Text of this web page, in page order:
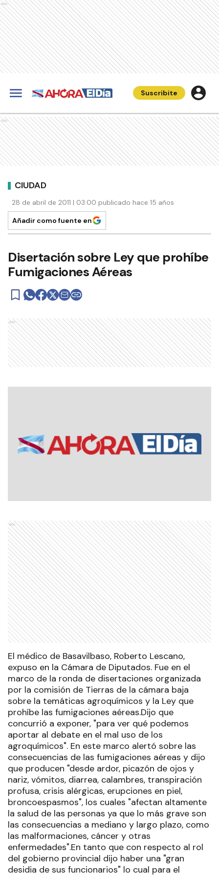
Ads
Suscribite
Ads
CIUDAD
28 de abril de 2011 | 03:00 publicado hace 15 años
Añadir como fuente en
Disertación sobre Ley que prohíbe
Fumigaciones Aéreas
Ads
Ads
El médico de Basavilbaso, Roberto Lescano,
expuso en la Cámara de Diputados. Fue en el
marco de la ronda de disertaciones organizada
por la comisión de Tierras de la cámara baja
sobre la temáticas agroquímicos y la Ley que
prohíbe las fumigaciones aéreas.Dijo que
concurrió a exponer, "para ver qué podemos
aportar al debate en el mal uso de los
agroquímicos". En este marco alertó sobre las
consecuencias de las fumigaciones aéreas y dijo
que producen "desde ardor, picazón de ojos y
nariz, vómitos, diarrea, calambres, transpiración
profusa, crisis alérgicas, erupciones en piel,
broncoespasmos", los cuales "afectan altamente
la salud de las personas ya que lo más grave son
las consecuencias a mediano y largo plazo, como
las malformaciones, cáncer y otras
enfermedades".En tanto que con respecto al rol
del gobierno provincial dijo haber una "gran
desidia de sus funcionarios" lo cual para el